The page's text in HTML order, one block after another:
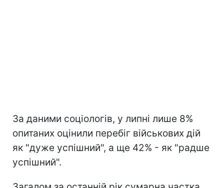
За даними соціологів, у липні лише 8%
опитаних оцінили перебіг військових дій
як "дуже успішний", а ще 42% - як "радше
успішний".